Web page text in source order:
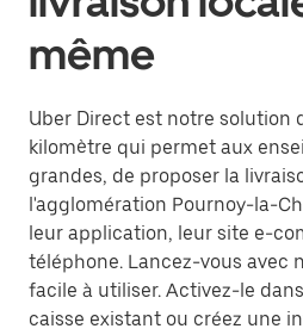
même
Uber Direct est notre solution
kilomètre qui permet aux
grandes, de proposer la
l'agglomération Pournoy-la-
leur application, leur site e-
téléphone. Lancez-vous avec
facile à utiliser. Activez-le
caisse existant ou créez une